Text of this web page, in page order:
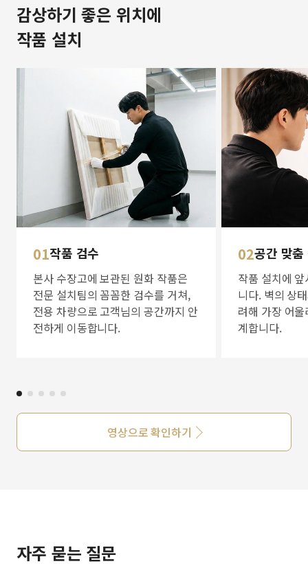
감상하기 좋은 위치에
작품 설치
01작품 검수
본사 수장고에 보관된 원화 작품은
전문 설치팀의 꼼꼼한 검수를 거쳐,
전용 차량으로 고객님의 공간까지 안
전하게 이동합니다.
02공간 맞
작품 설치에
니다. 벽의 상
려해 가장 어
계합니다.
영상으로 확인하기
자주 묻는 질문